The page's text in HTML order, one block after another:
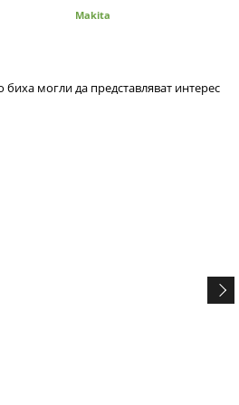
Makita
биха могли да представляват интерес